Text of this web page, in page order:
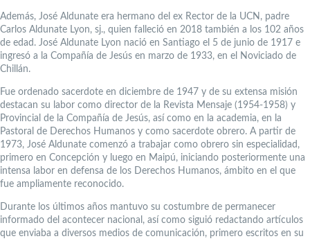
Además, José Aldunate era hermano del ex Rector de la UCN, padre
Carlos Aldunate Lyon, sj., quien falleció en 2018 también a los 102 años
de edad. José Aldunate Lyon nació en Santiago el 5 de junio de 1917 e
ingresó a la Compañía de Jesús en marzo de 1933, en el Noviciado de
Chillán.
Fue ordenado sacerdote en diciembre de 1947 y de su extensa misión
destacan su labor como director de la Revista Mensaje (1954-1958) y
Provincial de la Compañía de Jesús, así como en la academia, en la
Pastoral de Derechos Humanos y como sacerdote obrero. A partir de
1973, José Aldunate comenzó a trabajar como obrero sin especialidad,
primero en Concepción y luego en Maipú, iniciando posteriormente una
intensa labor en defensa de los Derechos Humanos, ámbito en el que
fue ampliamente reconocido.
Durante los últimos años mantuvo su costumbre de permanecer
informado del acontecer nacional, así como siguió redactando artículos
que enviaba a diversos medios de comunicación, primero escritos en su